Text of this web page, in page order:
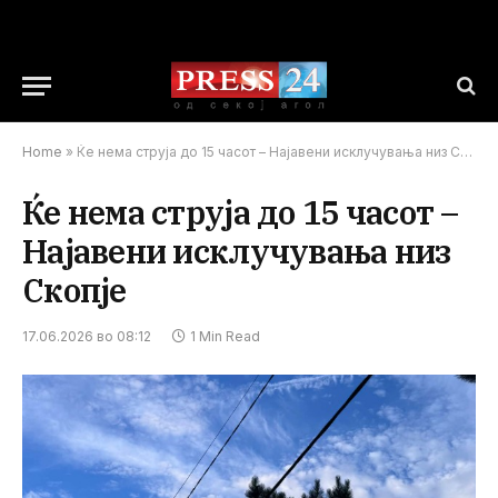
Home » Ќе нема струја до 15 часот – Најавени исклучувања низ Скопје
Ќе нема струја до 15 часот –
Најавени исклучувања низ
Скопје
17.06.2026 во 08:12 1 Min Read